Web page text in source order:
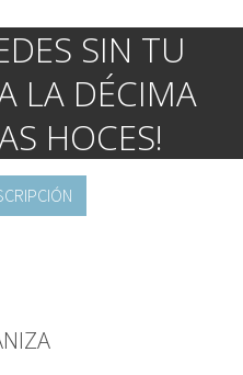
SIN TU
LA DÉCIMA
HOCES!